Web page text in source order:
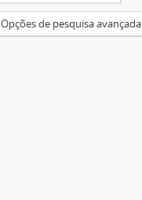
Opções de pesquisa avançada